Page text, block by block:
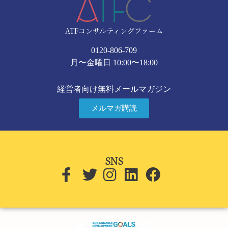
ATFコンサルティングファーム
0120-806-709
月〜金曜日 10:00〜18:00
経営者向け無料メールマガジン
メルマガ購読
SNS